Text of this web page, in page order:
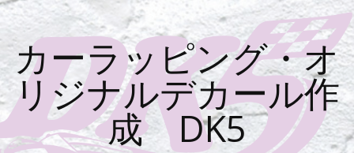
カーラッピング・オ
リジナルデカール作
成 DK5